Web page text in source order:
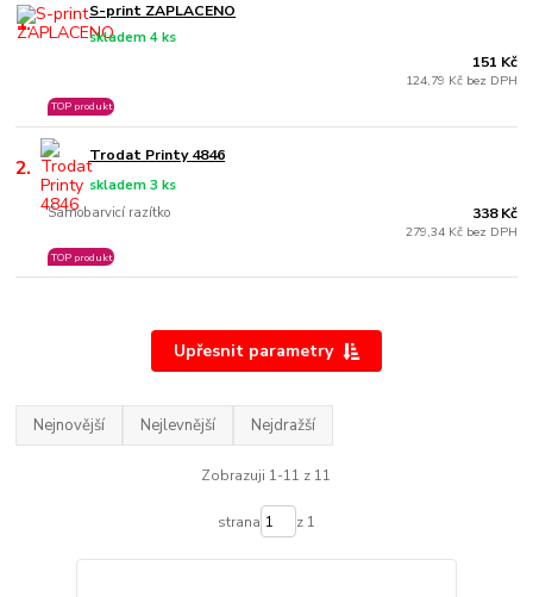
1. S-print ZAPLACENO
skladem 4 ks
TOP produkt
151 Kč
124,79 Kč bez DPH
2. Trodat Printy 4846
Samobarvicí razítko
skladem 3 ks
TOP produkt
338 Kč
279,34 Kč bez DPH
Upřesnit parametry
Nejnovější Nejlevnější Nejdražší
Zobrazuji 1-11 z 11
strana z 1